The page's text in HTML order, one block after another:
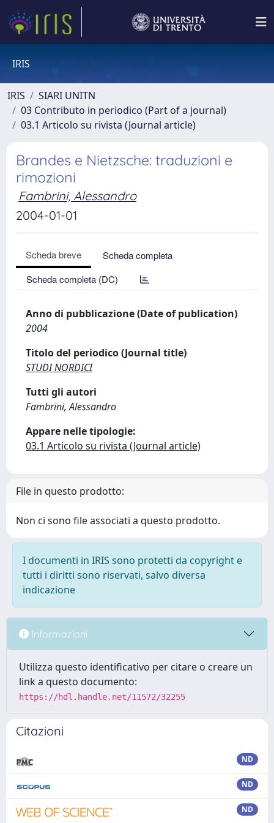
IRIS
IRIS
SIARI UNITN
03 Contributo in periodico (Part of a journal)
03.1 Articolo su rivista (Journal article)
Brandes e Nietzsche: traduzioni e
rimozioni
Fambrini, Alessandro
2004-01-01
Scheda breve
Scheda completa
Scheda completa (DC)
Anno di pubblicazione (Date of publication)
2004
Titolo del periodico (Journal title)
STUDI NORDICI
Tutti gli autori
Fambrini, Alessandro
Appare nelle tipologie:
03.1 Articolo su rivista (Journal article)
File in questo prodotto:
Non ci sono file associati a questo prodotto.
I documenti in IRIS sono protetti da copyright e
tutti i diritti sono riservati, salvo diversa
indicazione
Informazioni
Utilizza questo identificativo per citare o creare un
link a questo documento:
https://hdl.handle.net/11572/32255
Citazioni
ND
ND
ND